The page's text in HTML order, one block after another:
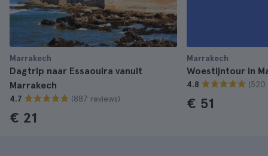
Marrakech
Dagtrip naar Essaouira vanuit
Marrakech
4.7 (887 reviews)
€ 21
Marrakech
Woestijntour in
4.8 (520
€ 51